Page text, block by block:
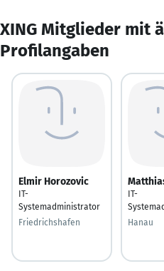
XING Mitglieder mit
Profilangaben
Elmir Horozovic
IT-
Systemadministrator
Friedrichshafen
IT-
Hanau